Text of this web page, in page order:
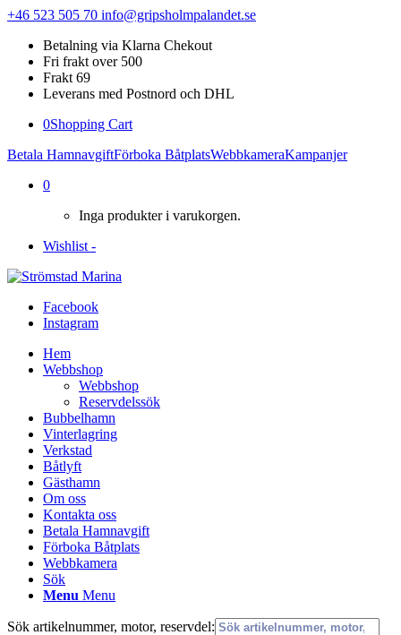
+46 523 505 70 info@gripsholmpalandet.se
Betalning via Klarna Chekout
Fri frakt over 500
Frakt 69
Leverans med Postnord och DHL
0Shopping Cart
Betala HamnavgiftFörboka BåtplatsWebbkameraKampanjer
0
Inga produkter i varukorgen.
Wishlist -
Facebook
Instagram
Hem
Webbshop
Webbshop
Reservdelssök
Bubbelhamn
Vinterlagring
Verkstad
Båtlyft
Gästhamn
Om oss
Kontakta oss
Betala Hamnavgift
Förboka Båtplats
Webbkamera
Sök
Menu Menu
Sök artikelnummer, motor, reservdel: